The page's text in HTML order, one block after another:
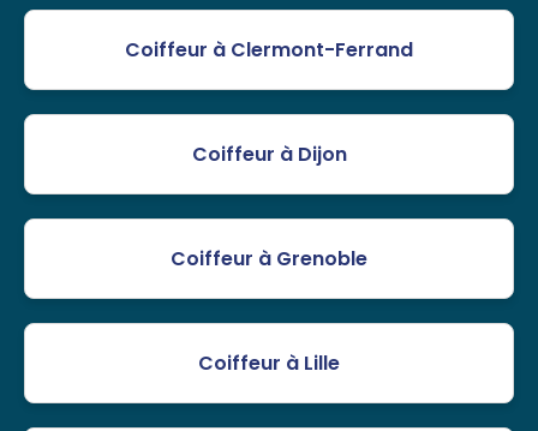
Coiffeur à Clermont-Ferrand
Coiffeur à Dijon
Coiffeur à Grenoble
Coiffeur à Lille